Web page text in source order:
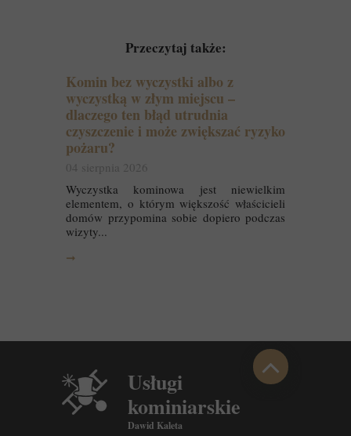
Przeczytaj także:
Komin bez wyczystki albo z
wyczystką w złym miejscu –
dlaczego ten błąd utrudnia
czyszczenie i może zwiększać ryzyko
pożaru?
04 sierpnia 2026
Wyczystka kominowa jest niewielkim
elementem, o którym większość właścicieli
domów przypomina sobie dopiero podczas
wizyty...
➞
Usługi
kominiarskie
Dawid Kaleta